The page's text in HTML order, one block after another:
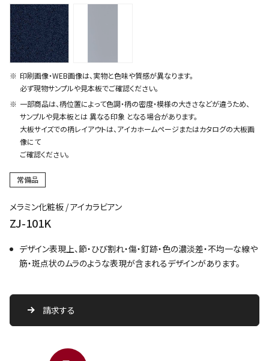
印刷画像・WEB画像は、実物と色味や質感が異なります。
必ず現物サンプルや見本板でご確認ください。
一部商品は、柄位置によって色調・柄の密度・模様の大きさなどが違うため、
サンプルや見本板とは 異なる印象 となる場合があります。
大板サイズでの柄レイアウトは、アイカホームページまたはカタログの大板画
像にて
ご確認ください。
常備品
メラミン化粧板 / アイカラビアン
ZJ-101K
デザイン表現上、節・ひび割れ・傷・釘跡・色の濃淡差・不均一な線や
筋・斑点状のムラのような表現が含まれるデザインがあります。
請求する